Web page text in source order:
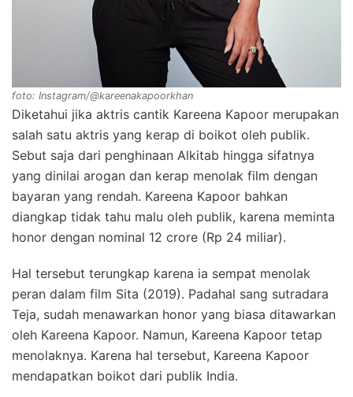
foto: Instagram/@kareenakapoorkhan
Diketahui jika aktris cantik Kareena Kapoor merupakan
salah satu aktris yang kerap di boikot oleh publik.
Sebut saja dari penghinaan Alkitab hingga sifatnya
yang dinilai arogan dan kerap menolak film dengan
bayaran yang rendah. Kareena Kapoor bahkan
diangkap tidak tahu malu oleh publik, karena meminta
honor dengan nominal 12 crore (Rp 24 miliar).
Hal tersebut terungkap karena ia sempat menolak
peran dalam film Sita (2019). Padahal sang sutradara
Teja, sudah menawarkan honor yang biasa ditawarkan
oleh Kareena Kapoor. Namun, Kareena Kapoor tetap
menolaknya. Karena hal tersebut, Kareena Kapoor
mendapatkan boikot dari publik India.